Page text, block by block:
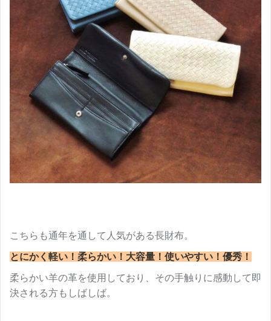
こちらも通年を通して人気がある長財布。
とにかく軽い！柔らかい！大容量！使いやすい！優秀！
柔らかい羊の革を使用しており、その手触りに感動して即
決される方もしばしば。